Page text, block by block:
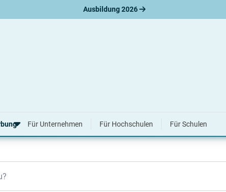
Ausbildung 2026
Für Unternehmen Für Hochschulen Für Schulen